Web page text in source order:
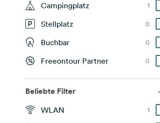
Campingplatz 1
Stellplatz 0
Buchbar 0
Freeontour Partner 0
Beliebte Filter
WLAN 1